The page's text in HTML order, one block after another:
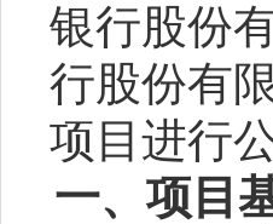
银行股份
行股份有
项目进行
一、项目